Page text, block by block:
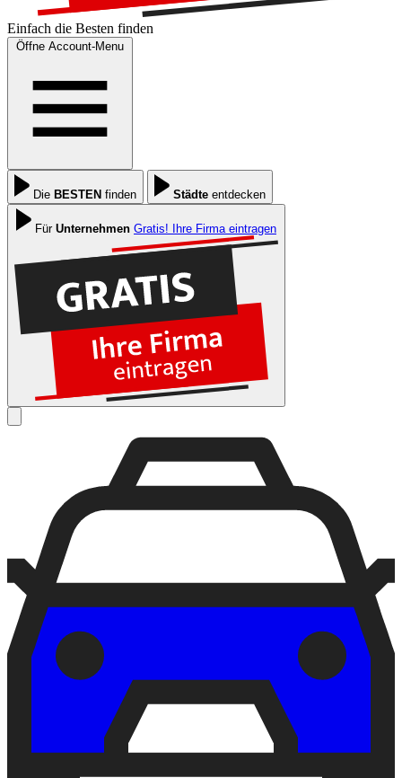
Einfach die Besten finden
Öffne Account-Menu
Die BESTEN finden Städte entdecken
Für Unternehmen Gratis! Ihre Firma eintragen